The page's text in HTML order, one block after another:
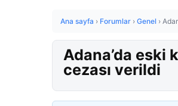
Ana sayfa › Forumlar › Genel ›
Adana’da eski
cezası verildi